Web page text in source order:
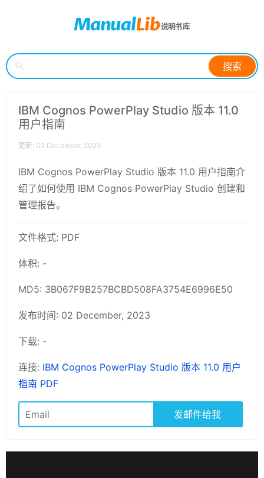
搜索
IBM Cognos PowerPlay Studio 版本 11.0
用户指南
更新: 02 December, 2023
IBM Cognos PowerPlay Studio 版本 11.0 用户指南介
绍了如何使用 IBM Cognos PowerPlay Studio 创建和
管理报告。
文件格式: PDF
体积: -
MD5: 3B067F9B257BCBD508FA3754E6996E50
发布时间: 02 December, 2023
下载: -
连接: IBM Cognos PowerPlay Studio 版本 11.0 用户
指南 PDF
发邮件给我